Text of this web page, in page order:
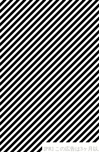
[PR] この広告は3ヶ月